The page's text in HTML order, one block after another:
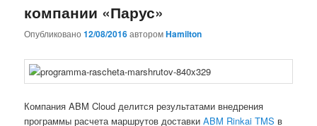
компании «Парус»
Опубликовано12/08/2016авторомHamilton
Компания ABM Cloud делится результатами внедрения
программы расчета маршрутов доставкиABM Rinkai TMS в